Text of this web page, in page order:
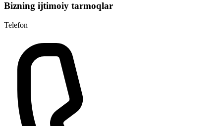
Bizning ijtimoiy tarmoqlar
Telefon